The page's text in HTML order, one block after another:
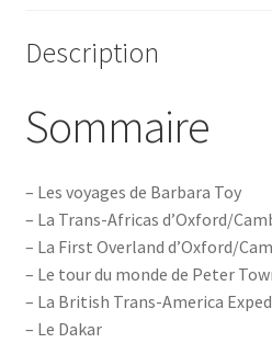
Description
Sommaire
– Les voyages de Barbara Toy
– La Trans-Africas d’Oxford/
– La First Overland d’Oxford/
– Le tour du monde de Peter
– La British Trans-America
– Le Dakar